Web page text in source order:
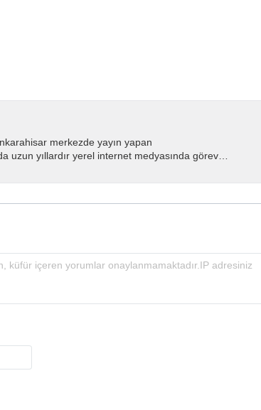
merkezde yayın yapan
uzun yıllardır yerel internet medyasında görev